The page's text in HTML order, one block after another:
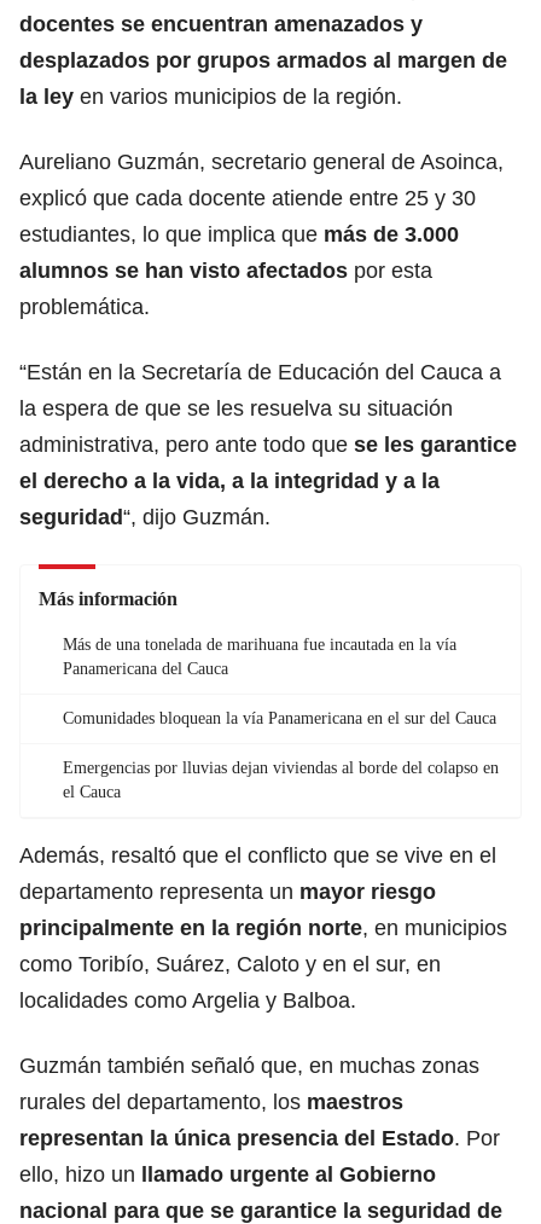
docentes se encuentran amenazados y
desplazados por grupos armados al margen de
la ley en varios municipios de la región.
Aureliano Guzmán, secretario general de Asoinca,
explicó que cada docente atiende entre 25 y 30
estudiantes, lo que implica que más de 3.000
alumnos se han visto afectados por esta
problemática.
“Están en la Secretaría de Educación del Cauca a
la espera de que se les resuelva su situación
administrativa, pero ante todo que se les garantice
el derecho a la vida, a la integridad y a la
seguridad“, dijo Guzmán.
Más información
Más de una tonelada de marihuana fue incautada en la vía
Panamericana del Cauca
Comunidades bloquean la vía Panamericana en el sur del Cauca
Emergencias por lluvias dejan viviendas al borde del colapso en
el Cauca
Además, resaltó que el conflicto que se vive en el
departamento representa un mayor riesgo
principalmente en la región norte, en municipios
como Toribío, Suárez, Caloto y en el sur, en
localidades como Argelia y Balboa.
Guzmán también señaló que, en muchas zonas
rurales del departamento, los maestros
representan la única presencia del Estado. Por
ello, hizo un llamado urgente al Gobierno
nacional para que se garantice la seguridad de